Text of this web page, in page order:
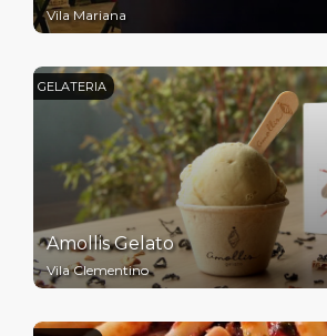
Vila Mariana
GELATERIA
Amollis Gelato
Vila Clementino